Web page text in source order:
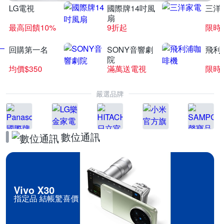
LG電視
最高回饋10%
國際牌14吋風
扇
9折起
三
限
回購第一名
均價$350
SONY音響劇
院
滿萬送電視
飛
限
嚴選品牌
數位通訊
Vivo X30
指定品 結帳驚喜價